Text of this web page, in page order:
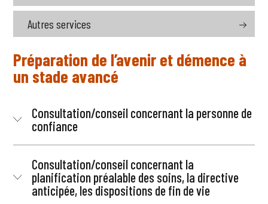
Autres services
Préparation de l’avenir et démence à
un stade avancé
Consultation/conseil concernant la personne de
confiance
Consultation/conseil concernant la
planification préalable des soins, la directive
anticipée, les dispositions de fin de vie